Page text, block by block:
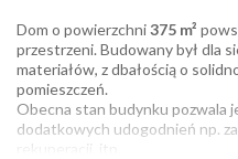
Dom o powierzchni375 m²
przestrzeni. Budowany był dla
materiałów, z dbałością o
pomieszczeń.
Obecna stan budynku pozwala
dodatkowych udogodnień np.
rekuperacji. itp.